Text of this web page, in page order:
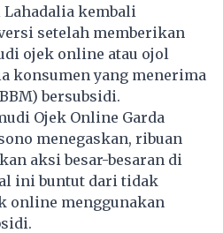
kembali
setelah memberikan
ojek online atau ojol
konsumen yang menerima
bersubsidi.
Ojek Online Garda
menegaskan, ribuan
aksi besar-besaran di
ini buntut dari tidak
online menggunakan